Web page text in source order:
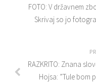
FOTO: V državnem
Skrivaj so jo
RAZKRITO: Znana
Hojsa: ”Tule bom